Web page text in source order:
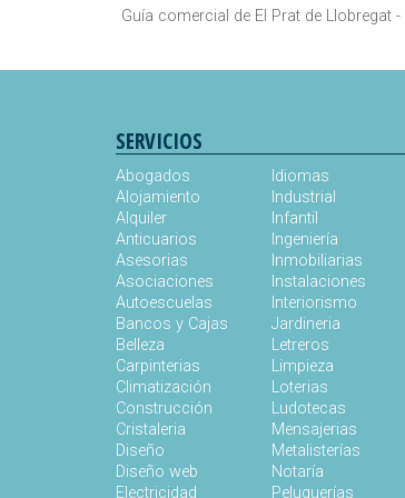
Guía comercial de El Prat de Llobregat -
SERVICIOS
Abogados
Alojamiento
Alquiler
Anticuarios
Asesorias
Asociaciones
Autoescuelas
Bancos y Cajas
Belleza
Carpinterias
Climatización
Construcción
Cristaleria
Diseño
Diseño web
Electricidad
Idiomas
Industrial
Infantil
Ingeniería
Inmobiliarias
Instalaciones
Interiorismo
Jardineria
Letreros
Limpieza
Loterias
Ludotecas
Mensajerias
Metalisterías
Notaría
Peluquerías